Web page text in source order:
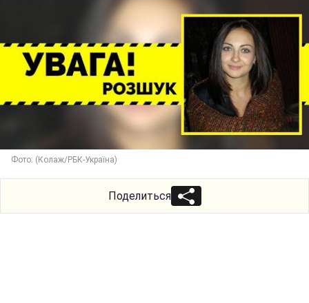
Фото: (Колаж/РБК-Україна)
Поделиться